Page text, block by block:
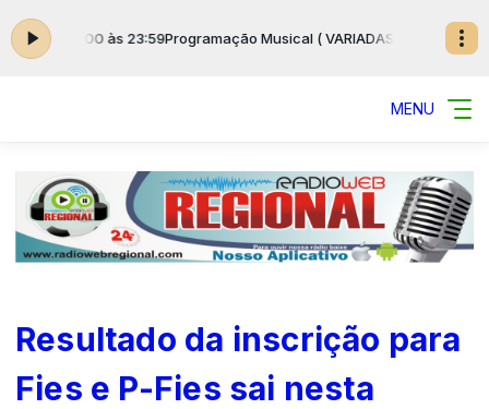
das 00:00 às 23:59Programação Musical ( VARIADAS ) das 00:00 às
MENU
Resultado da inscrição para
Fies e P-Fies sai nesta